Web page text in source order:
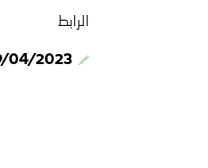
الرابط
04/2023